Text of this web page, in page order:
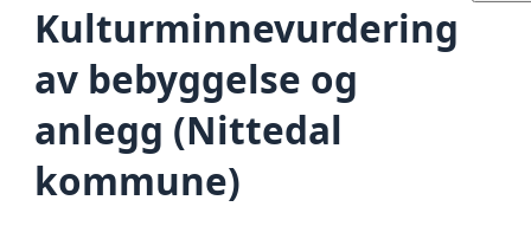
Kulturminnevurdering
av bebyggelse og
anlegg (Nittedal
kommune)